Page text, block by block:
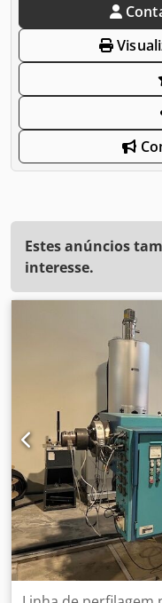
Estes anúncios
interesse.